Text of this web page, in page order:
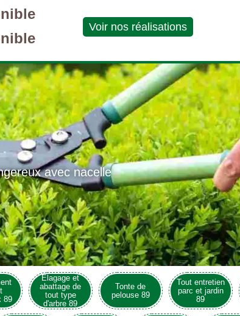
Voir nos réalisations
avec nacelle
89
Elagage et
abattage de
tout type
d'arbre 89
Tonte de
pelouse 89
Tout entretien
parc et jardin
89